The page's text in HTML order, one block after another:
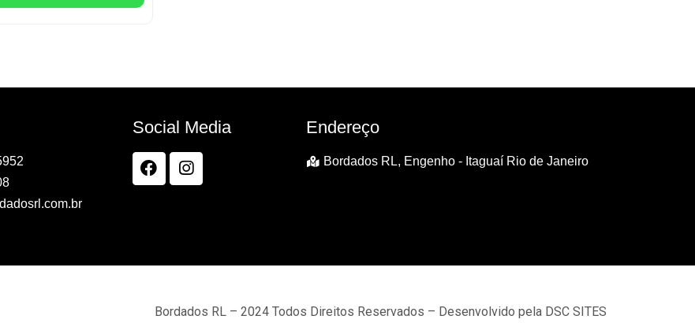
Social Media Endereço
Bordados RL, Engenho - Itaguaí Rio de Janeiro
Bordados RL – 2024 Todos Direitos Reservados – Desenvolvido pela DSC SITES